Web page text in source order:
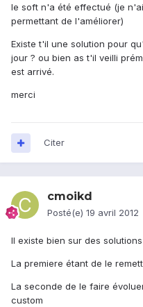
le soft n'a été effectué (je
permettant de l'améliorer)
Existe t'il une solution pour
jour ? ou bien as t'il veilli
est arrivé.
merci
Citer
cmoikd
Posté(e) 19 avril 2012
Il existe bien sur des solutions
La premiere étant de le
La seconde de le faire
custom